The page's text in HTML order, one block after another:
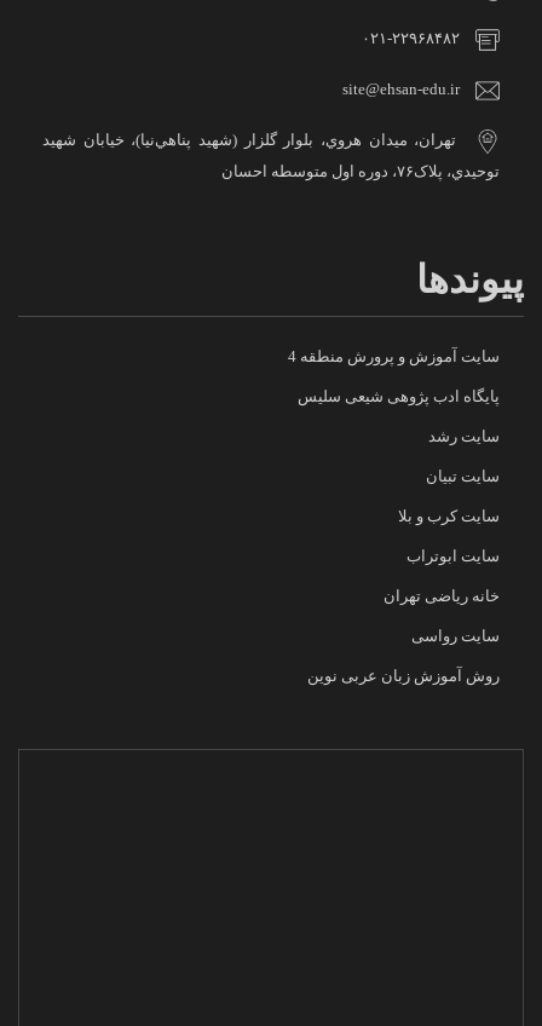
۰۲۱-۲۲۹۶۸۴۸۲
site@ehsan-edu.ir
تهران، ميدان هروي، بلوار گلزار (شهيد پناهي‌نيا)، خيابان شهيد
توحيدي، پلاک۷۶، دوره اول متوسطه احسان
پیوندها
سایت آموزش و پرورش منطقه 4
پایگاه ادب پژوهی شیعی سلیس
سایت رشد
سایت تبیان
سایت کرب و بلا
سایت ابوتراب
خانه ریاضی تهران
سایت رواسی
روش آموزش زبان عربی نوین